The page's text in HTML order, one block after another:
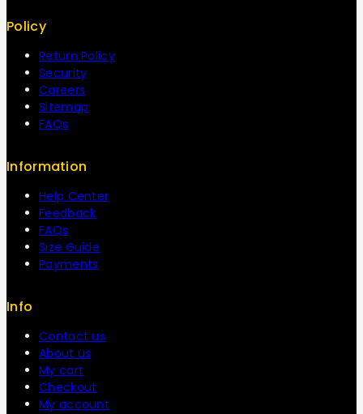
Policy
Return Policy
Security
Careers
Sitemap
FAQs
Information
Help Center
Feedback
FAQs
Size Guide
Payments
Info
Contact us
About us
My cart
Checkout
My account